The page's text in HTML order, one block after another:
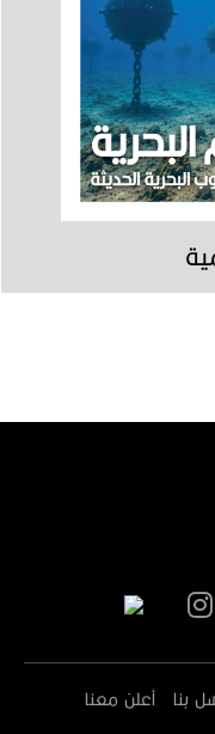
بنا أعلن معنا